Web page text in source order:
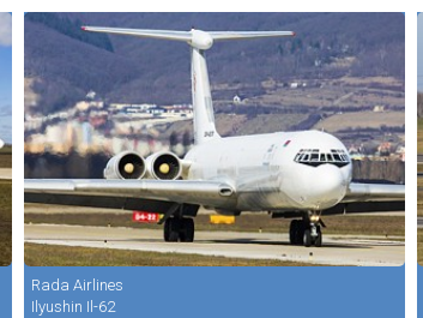
Rada Airlines
Ilyushin Il-62